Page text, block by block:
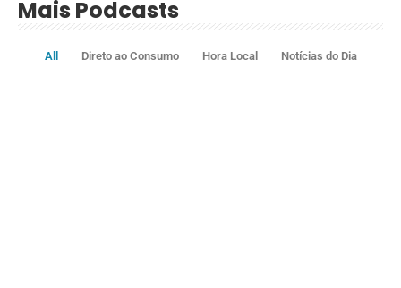
Mais Podcasts
All Direto ao Consumo Hora Local Notícias do Dia